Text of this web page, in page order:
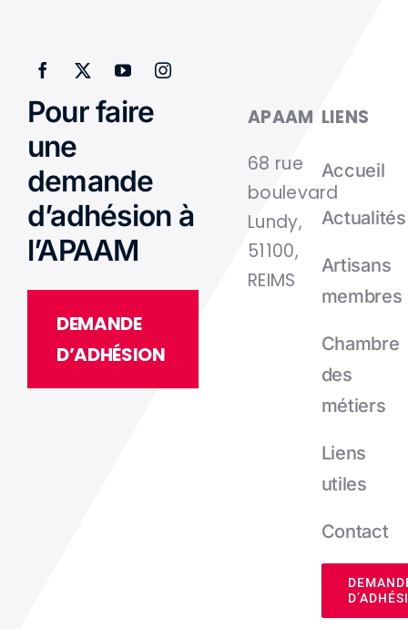
Pour faire
une
demande
d’adhésion à
l’APAAM
DEMANDE
D’ADHÉSION
APAAM
68 rue
boulevard
Lundy,
51100,
REIMS
LIENS
Accueil
Actualités
Artisans
membres
Chambre
des
métiers
Liens
utiles
Contact